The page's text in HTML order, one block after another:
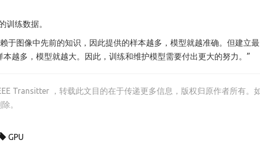
训练数据。
于图像中先前的知识，因此提供的样本越多，模型就越准确。但建立
越多，模型就越大。因此，训练和维护模型需要付出更大的努力。”
Transitter
，转载此文目的在于传递更多信息，版权归原作者所有。
。
GPU